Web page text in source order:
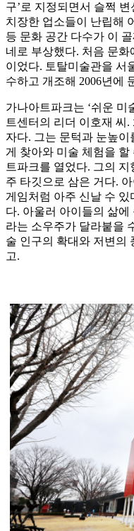
구’로 지정되면서 슬쩍
치장한 업소들이 난립해
등 문화 공간 다수가 이
네로 부상했다. 처음 문
이었다. 토탈미술관을 서
수하고 개조해 2006년에
가나아트파크는 ‘쉬운 미
트센터의 리더 이호재 씨.
자다. 그는 문턱과 눈높
게 찾아와 미술 체험을
트파크를 열었다. 그의
주 타깃으로 삼은 거다.
게임처럼 아주 신날 수 있
다. 아울러 아이들의 삶에
라는 소우주가 달라붙을
술 인구의 확대와 저변의
고.